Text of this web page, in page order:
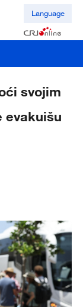
Language
svojim
evakuišu